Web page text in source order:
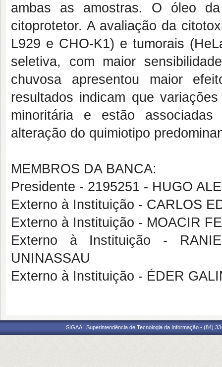
ambas as amostras. O óleo
citoprotetor. A avaliação da
L929 e CHO-K1) e tumorais
seletiva, com maior
chuvosa apresentou maior
resultados indicam que
minoritária e estão
alteração do quimiotipo
MEMBROS DA BANCA:
Presidente - 2195251 - HUGO
Externo à Instituição - CARLOS
Externo à Instituição - MOACIR
Externo à Instituição -
UNINASSAU
Externo à Instituição - ÉDER
SIGAA | Superintendência de Tecnologia da Informação - (84)